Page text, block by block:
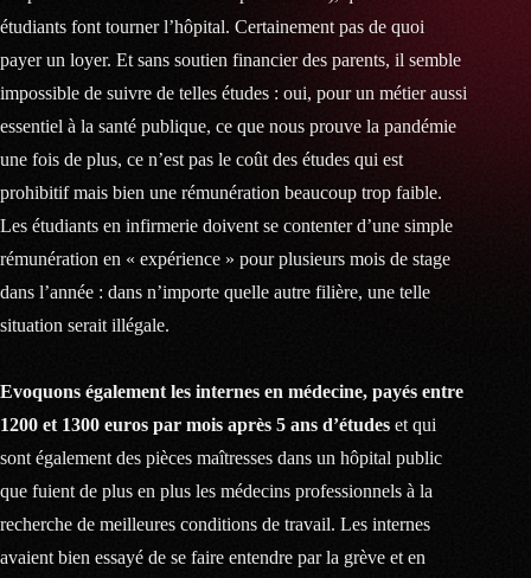
étudiants font tourner l’hôpital. Certainement pas de quoi
payer un loyer. Et sans soutien financier des parents, il semble
impossible de suivre de telles études : oui, pour un métier aussi
essentiel à la santé publique, ce que nous prouve la pandémie
une fois de plus, ce n’est pas le coût des études qui est
prohibitif mais bien une rémunération beaucoup trop faible.
Les étudiants en infirmerie doivent se contenter d’une simple
rémunération en « expérience » pour plusieurs mois de stage
dans l’année : dans n’importe quelle autre filière, une telle
situation serait illégale.
Evoquons également les internes en médecine, payés entre
1200 et 1300 euros par mois après 5 ans d’études et qui
sont également des pièces maîtresses dans un hôpital public
que fuient de plus en plus les médecins professionnels à la
recherche de meilleures conditions de travail. Les internes
avaient bien essayé de se faire entendre par la grève et en